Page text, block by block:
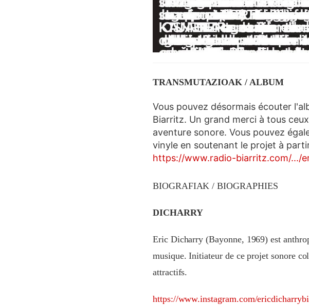
TRANSMUTAZIOAK / ALBUM
Vous pouvez désormais écouter
Biarritz. Un grand merci à tous
aventure sonore. Vous pouvez
vinyle en soutenant le projet à
https://www.radio-biarritz.com/.../
BIOGRAFIAK / BIOGRAPHIES
DICHARRY
Eric Dicharry (Bayonne, 1969) est
musique. Initiateur de ce projet sonore
attractifs.
https://www.instagram.com/